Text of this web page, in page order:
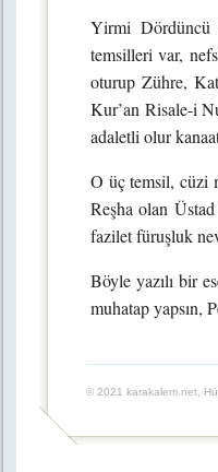
Yirmi Dördüncü
temsilleri var,
oturup Zühre,
Kur’an Risale-i
adaletli olur
O üç temsil, cüzi
Reşha olan
fazilet füruşluk
Böyle yazılı bir
muhatap yapsın,
© 2021 karakalem.net,